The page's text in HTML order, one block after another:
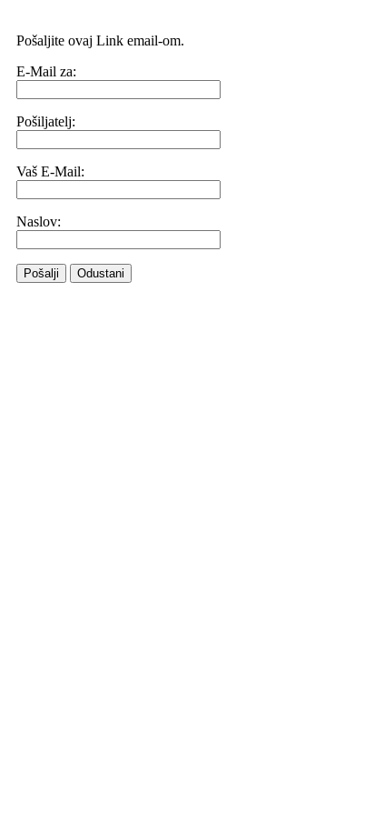
Pošaljite ovaj Link email-om.
E-Mail za:
Pošiljatelj:
Vaš E-Mail:
Naslov:
Pošalji Odustani